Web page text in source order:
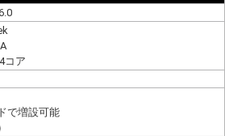
コア
で増設可能